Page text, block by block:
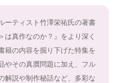
ーティスト竹澤栄祐氏の著書
は真作なのか？』をより深く
籍の内容を掘り下げた特集を
やその真贋問題に加え、フル
解説や制作秘話など、多彩な